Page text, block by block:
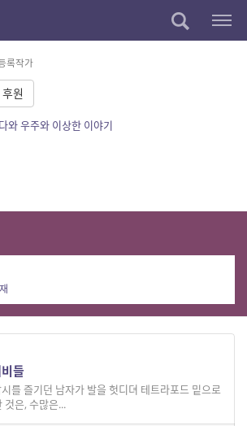
록작가
후원
와 우주와 이상한 이야기
들
를 즐기던 남자가 발을 헛디뎌 테트라포드 밑으로
것은, 수많은...